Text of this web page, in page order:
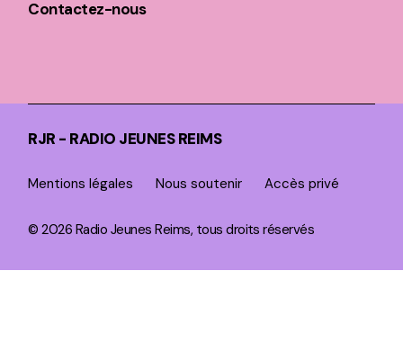
Contactez-nous
RJR - RADIO JEUNES REIMS
Mentions légales Nous soutenir Accès privé
© 2026 Radio Jeunes Reims, tous droits réservés